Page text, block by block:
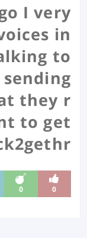
I very
in
to
they r
to get
0
0